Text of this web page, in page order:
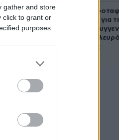
gather and store
click to grant or
purposes
Στο Α’
μνημόσυνο για
Σαμαρά –
φίλοι στο
οικογένειας